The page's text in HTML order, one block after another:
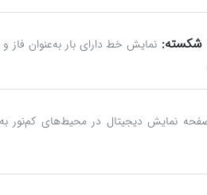
نمایش خط دارای بار به‌عنوان فاز و
نمایش دیجیتال در محیط‌های کم‌نور